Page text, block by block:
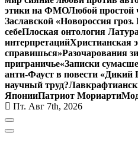
этики на ФМОЛюбой простой
Заславской «Новороссия гроз.
себеПлоская онтология
интерпретацийХристианская
справишься»Разочарования
приграничье«Записки
анти-Фауст в повести «Дикий
научный труд?
ЯпонииПатриот Мориарти
Пт. Авг 7th, 2026